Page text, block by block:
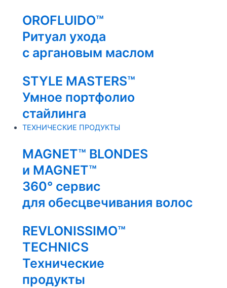
OROFLUIDO™
Ритуал ухода
с аргановым маслом
STYLE MASTERS™
Умное портфолио
стайлинга
ТЕХНИЧЕСКИЕ ПРОДУКТЫ
MAGNET™ BLONDES
и MAGNET™
360° сервис
для обесцвечивания волос
REVLONISSIMO™
TECHNICS
Технические
продукты